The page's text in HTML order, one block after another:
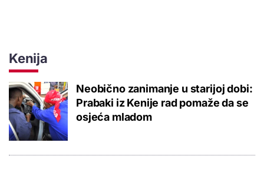
Kenija
Neobično zanimanje u starijoj dobi:
Prabaki iz Kenije rad pomaže da se
osjeća mladom